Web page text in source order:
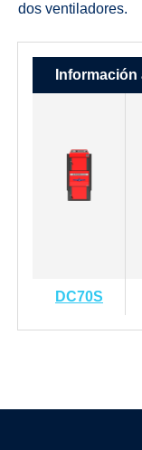
dos ventiladores.
DC70S